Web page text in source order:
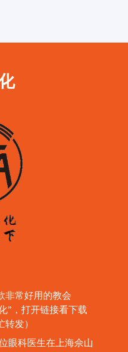
非常好用的教会
”，打开链接看下载
发）
眼科医生在上海佘山